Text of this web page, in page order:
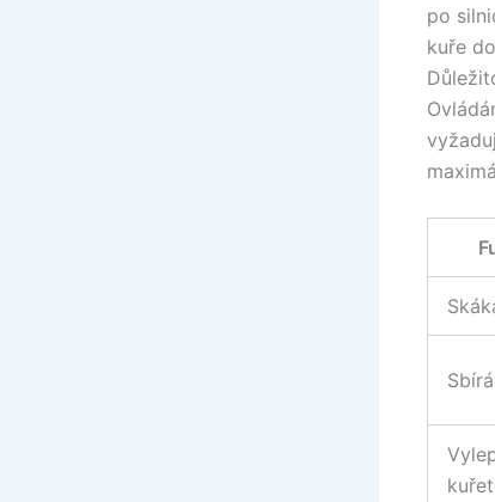
po
kuře